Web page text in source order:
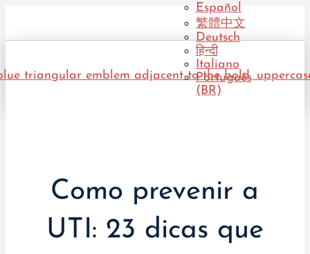
Español
繁體中文
Deutsch
हिन्दी
Italiano
Português
(BR)
Como prevenir a
UTI: 23 dicas que